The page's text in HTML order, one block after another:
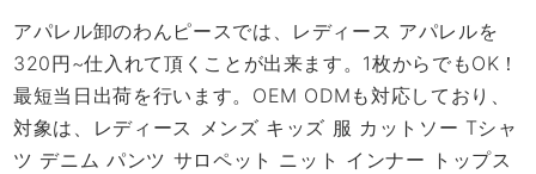
アパレル卸のわんピースでは、レディース アパレルを
320円~仕入れて頂くことが出来ます。1枚からでもOK！
最短当日出荷を行います。OEM ODMも対応しており、
対象は、レディース メンズ キッズ 服 カットソー Tシャ
ツ デニム パンツ サロペット ニット インナー トップス